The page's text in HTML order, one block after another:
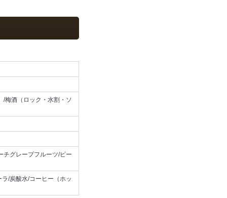
/梅酒（ロック・水割・ソ
チグレープフルーツ/ピー
/炭酸水/コーヒー（ホッ